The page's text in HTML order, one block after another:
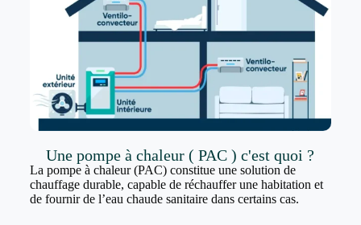
Une pompe à chaleur ( PAC ) c'est quoi ?
La pompe à chaleur (PAC) constitue une solution de
chauffage durable, capable de réchauffer une habitation et
de fournir de l’eau chaude sanitaire dans certains cas.